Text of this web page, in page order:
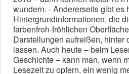
wundern. - Andererseits gibt es
Hintergrundinformationen, die
farbenfroh-fröhlichen
Darstellungen aufreißen, hinter
lassen. Auch heute – beim
Geschichte – kann man, wenn
Lesezeit zu opfern, ein wenig